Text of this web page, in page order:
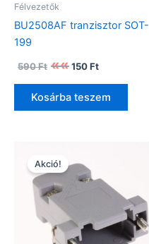
Félvezetők
BU2508AF tranzisztor SOT-
199
590Ft
Original
price
was:
590 Ft.
150Ft
price
is:
150 Ft.
Kosárba teszem
Akció!